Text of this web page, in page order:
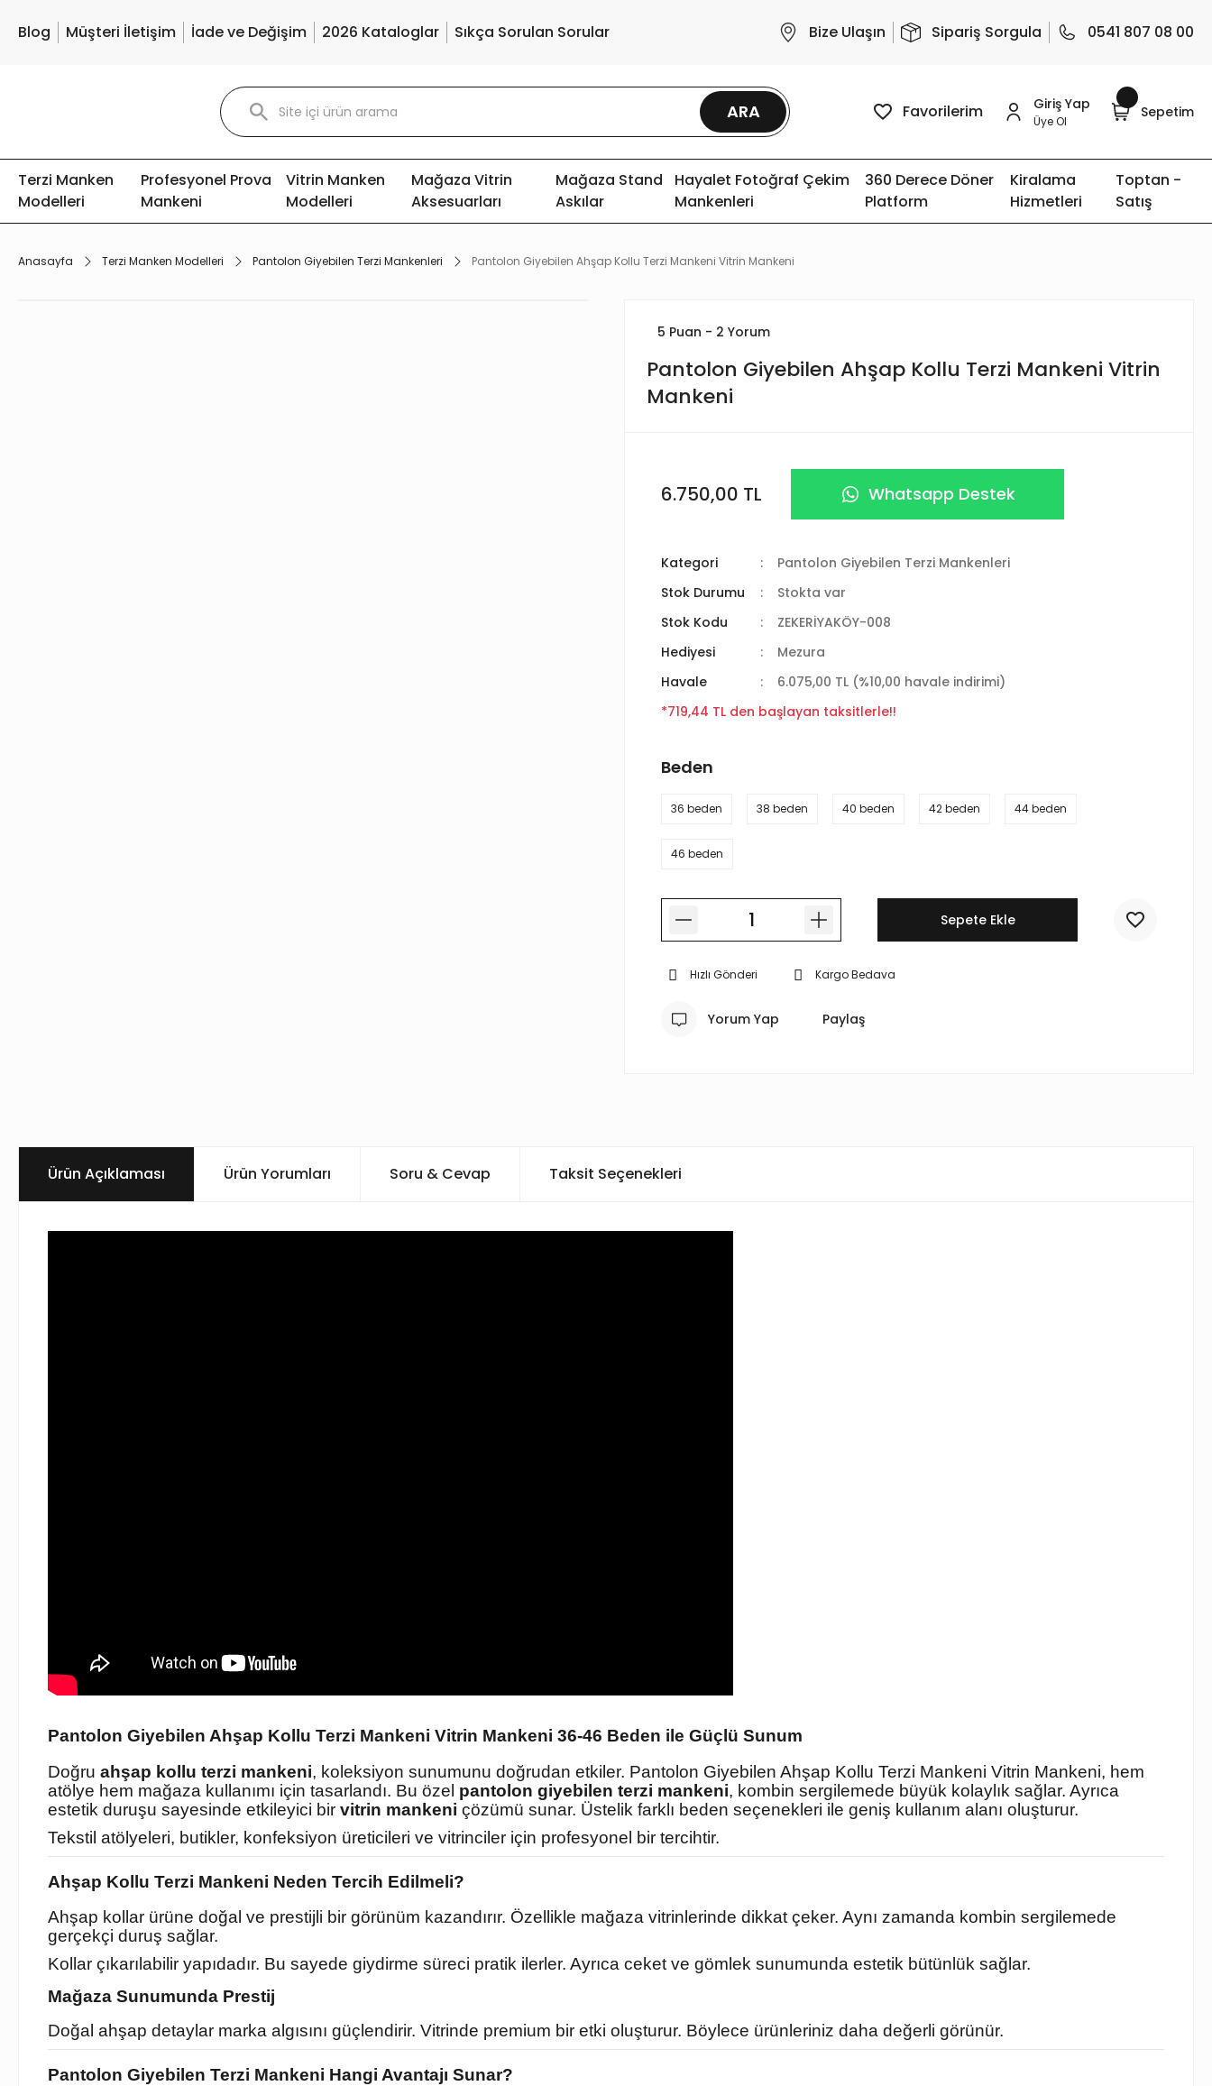
Blog Müşteri İletişim İade ve Değişim 2026 Kataloglar Sıkça Sorulan Sorular Bize Ulaşın Sipariş Sorgula 0541 807 08 00
ARA Favorilerim Giriş Yap
Üye Ol
Sepetim
Terzi Manken
Modelleri
Profesyonel Prova
Mankeni
Vitrin Manken
Modelleri
Mağaza Vitrin
Aksesuarları
Mağaza Stand
Askılar
Hayalet Fotoğraf Çekim
Mankenleri
360 Derece Döner
Platform
Kiralama
Hizmetleri
Toptan -
Satış
Anasayfa Terzi Manken Modelleri Pantolon Giyebilen Terzi Mankenleri Pantolon Giyebilen Ahşap Kollu Terzi Mankeni Vitrin Mankeni
5 Puan - 2 Yorum
Pantolon Giyebilen Ahşap Kollu Terzi Mankeni Vitrin
Mankeni
6.750,00 TL Whatsapp Destek
Kategori
Pantolon Giyebilen Terzi Mankenleri
Stok Durumu
Stokta var
Stok Kodu
ZEKERİYAKÖY-008
Hediyesi
Mezura
Havale
6.075,00 TL (%10,00 havale indirimi)
*719,44 TL den başlayan taksitlerle!!
Beden
36 beden 38 beden 40 beden 42 beden 44 beden
46 beden
Sepete Ekle
Hızlı Gönderi Kargo Bedava
Yorum Yap Paylaş
Ürün Açıklaması Ürün Yorumları Soru & Cevap Taksit Seçenekleri
Pantolon Giyebilen Ahşap Kollu Terzi Mankeni Vitrin Mankeni 36-46 Beden ile Güçlü Sunum
Doğru ahşap kollu terzi mankeni, koleksiyon sunumunu doğrudan etkiler. Pantolon Giyebilen Ahşap Kollu Terzi Mankeni Vitrin Mankeni, hem
atölye hem mağaza kullanımı için tasarlandı. Bu özel pantolon giyebilen terzi mankeni, kombin sergilemede büyük kolaylık sağlar. Ayrıca
estetik duruşu sayesinde etkileyici bir vitrin mankeni çözümü sunar. Üstelik farklı beden seçenekleri ile geniş kullanım alanı oluşturur.
Tekstil atölyeleri, butikler, konfeksiyon üreticileri ve vitrinciler için profesyonel bir tercihtir.
Ahşap Kollu Terzi Mankeni Neden Tercih Edilmeli?
Ahşap kollar ürüne doğal ve prestijli bir görünüm kazandırır. Özellikle mağaza vitrinlerinde dikkat çeker. Aynı zamanda kombin sergilemede
gerçekçi duruş sağlar.
Kollar çıkarılabilir yapıdadır. Bu sayede giydirme süreci pratik ilerler. Ayrıca ceket ve gömlek sunumunda estetik bütünlük sağlar.
Mağaza Sunumunda Prestij
Doğal ahşap detaylar marka algısını güçlendirir. Vitrinde premium bir etki oluşturur. Böylece ürünleriniz daha değerli görünür.
Pantolon Giyebilen Terzi Mankeni Hangi Avantajı Sunar?